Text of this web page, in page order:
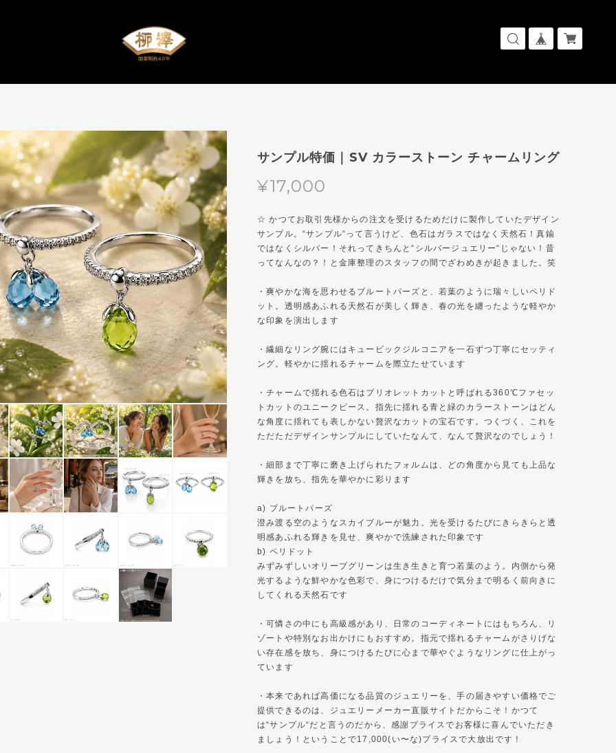
サンプル特価｜SV カラーストーン チャームリング
¥17,000
☆ かつてお取引先様からの注文を受けるためだけに製作していたデザイン
サンプル。“サンプル“って言うけど、色石はガラスではなく天然石！真鍮
ではなくシルバー！それってきちんと“シルバージュエリー“じゃない！昔
ってなんなの？！と金庫整理のスタッフの間でざわめきが起きました。笑
・爽やかな海を思わせるブルートパーズと、若葉のように瑞々しいペリド
ット。透明感あふれる天然石が美しく輝き、春の光を纏ったような軽やか
な印象を演出します
・繊細なリング腕にはキュービックジルコニアを一石ずつ丁寧にセッティ
ング。軽やかに揺れるチャームを際立たせています
・チャームで揺れる色石はブリオレットカットと呼ばれる360℃ファセッ
トカットのユニークピース。指先に揺れる青と緑のカラーストーンはどん
な角度に揺れても表しかない贅沢なカットの宝石です。つくづく、これを
ただただデザインサンプルにしていたなんて、なんて贅沢なのでしょう！
・細部まで丁寧に磨き上げられたフォルムは、どの角度から見ても上品な
輝きを放ち、指先を華やかに彩ります
a) ブルートパーズ
澄み渡る空のようなスカイブルーが魅力。光を受けるたびにきらきらと透
明感あふれる輝きを見せ、爽やかで洗練された印象です
b) ペリドット
みずみずしいオリーブグリーンは生き生きと育つ若葉のよう。内側から発
光するような鮮やかな色彩で、身につけるだけで気分まで明るく前向きに
してくれる天然石です
・可憐さの中にも高級感があり、日常のコーディネートにはもちろん、リ
ゾートや特別なお出かけにもおすすめ。指元で揺れるチャームがさりげな
い存在感を放ち、身につけるたびに心まで華やぐようなリングに仕上がっ
ています
・本来であれば高価になる品質のジュエリーを、手の届きやすい価格でご
提供できるのは、ジュエリーメーカー直販サイトだからこそ！かつて
は“サンプル“だと言うのだから、感謝プライスでお客様に喜んでいただき
ましょう！ということで17,000(い〜な)プライスで大放出です！